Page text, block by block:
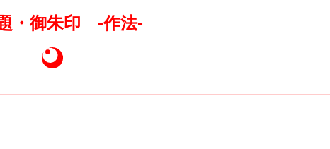
・御朱印 -作法-